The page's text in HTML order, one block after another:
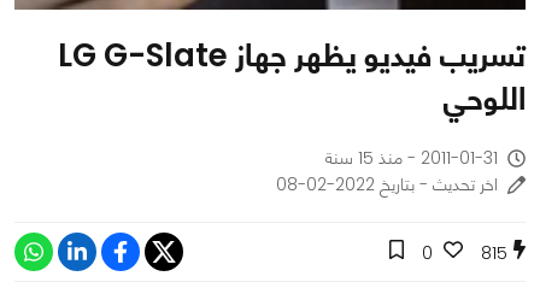
تسريب فيديو يظهر جهاز LG G-Slate
اللوحي
2011-01-31 - منذ 15 سنة
اخر تحديث - بتاريخ 2022-02-08
815
0